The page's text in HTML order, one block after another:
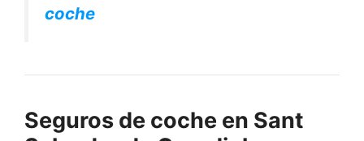
coche
Seguros de coche en Sant